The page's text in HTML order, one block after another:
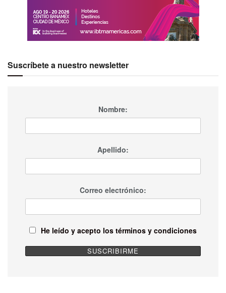
Suscríbete a nuestro newsletter
Nombre:
Apellido:
Correo electrónico:
He leído y acepto los términos y condiciones